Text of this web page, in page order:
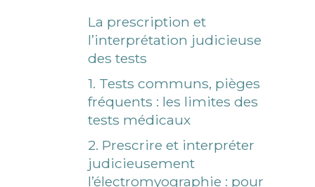
La prescription et
l’interprétation judicieuse
des tests
1. Tests communs, pièges
fréquents : les limites des
tests médicaux
2. Prescrire et interpréter
judicieusement
l’électromyographie : pour